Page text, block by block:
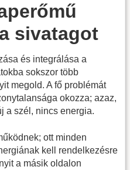
sivatagot
és integrálása a
sokszor több
megold. A fő problémát
okozza; azaz,
a szél, nincs energia.
ott minden
kell rendelkezésre
a másik oldalon